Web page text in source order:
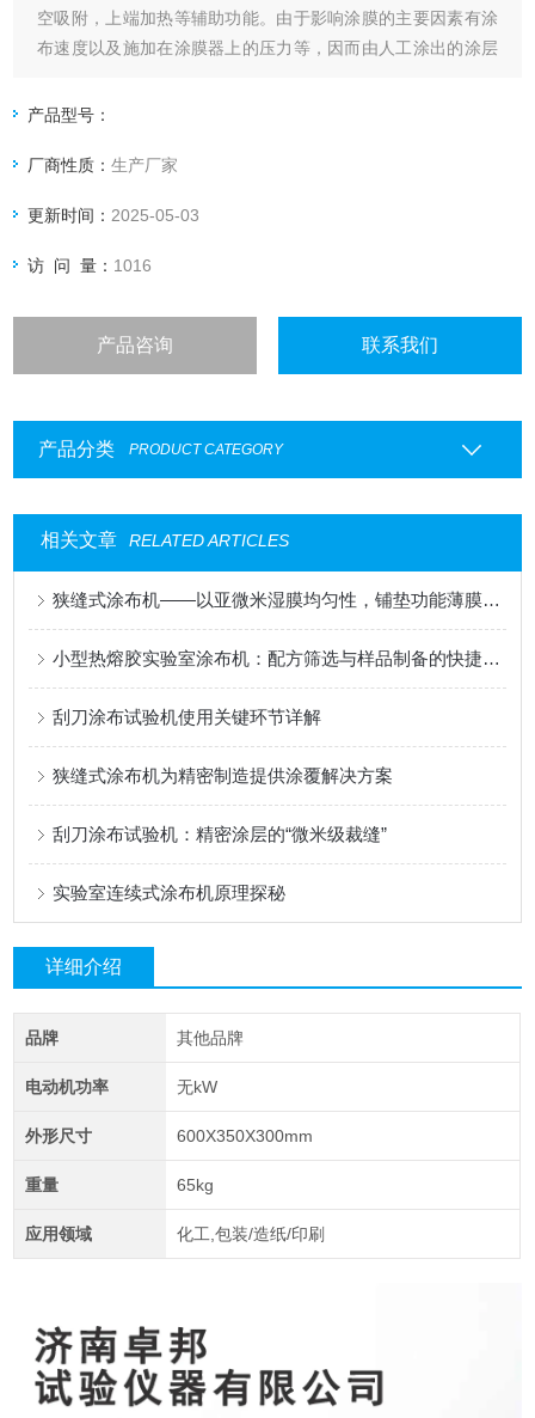
空吸附，上端加热等辅助功能。由于影响涂膜的主要因素有涂
布速度以及施加在涂膜器上的压力等，因而由人工涂出的涂层
就给比较样板之间的测试结果带来了困难。本款涂布试验机自
产品型号：
厂商性质：生产厂家
更新时间： 2025-05-03
访 问 量： 1016
产品咨询 联系我们
产品分类 PRODUCT CATEGORY
相关文章 RELATED ARTICLES
狭缝式涂布机——以亚微米湿膜均匀性，铺垫功能薄膜的性能基石
小型热熔胶实验室涂布机：配方筛选与样品制备的快捷工具
刮刀涂布试验机使用关键环节详解
狭缝式涂布机为精密制造提供涂覆解决方案
刮刀涂布试验机：精密涂层的“微米级裁缝”
实验室连续式涂布机原理探秘
详细介绍
品牌 其他品牌
电动机功率 无kW
外形尺寸 600X350X300mm
重量 65kg
应用领域 化工,包装/造纸/印刷